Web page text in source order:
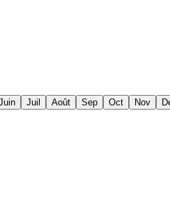
Juil Août Sep Oct Nov